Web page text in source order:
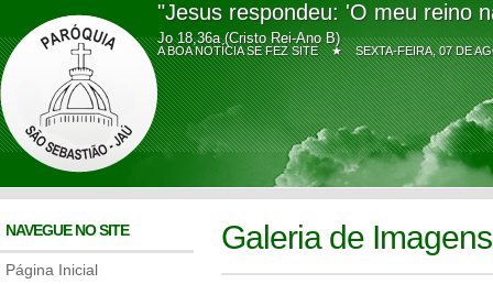
"Jesus respondeu: 'O meu reino
Jo 18,36a (Cristo Rei-Ano B)
A BOA NOTÍCIA SE FEZ SITE ★SEXTA-FEIRA, 07 DE
NAVEGUE NO SITE
Página Inicial
Galeria de Imagens